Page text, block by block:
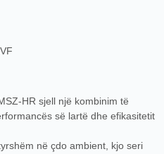
HR sjell një kombinim të
së lartë dhe efikasitetit
në çdo ambient, kjo seri